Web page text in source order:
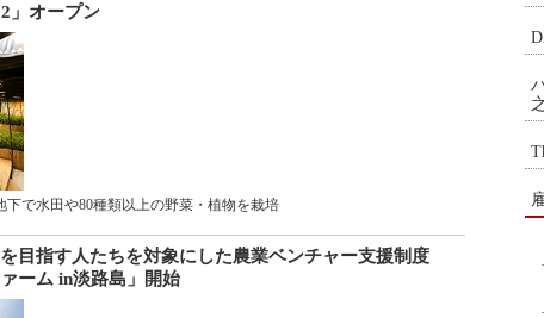
」オープン
で水田や80種類以上の野菜・植物を栽培
目指す人たちを対象にした農業ベンチャー支援制度
ーム in淡路島」開始
之